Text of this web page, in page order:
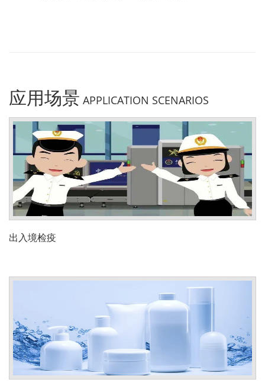
应用场景 APPLICATION SCENARIOS
出入境检疫